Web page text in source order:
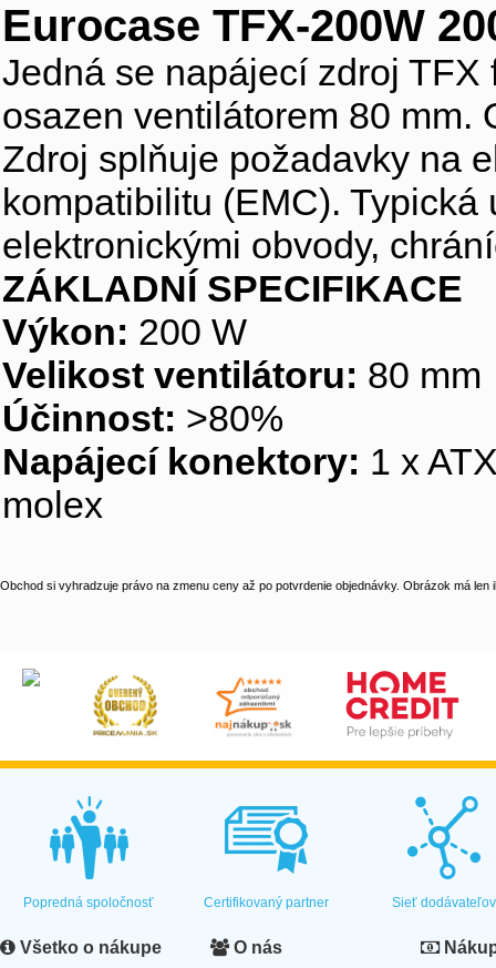
Eurocase TFX-200W
Jedná se napájecí zdroj
osazen ventilátorem 80 mm.
Zdroj splňuje požadavky na
kompatibilitu (EMC).
elektronickými obvody,
ZÁKLADNÍ SPECIFIKACE
Výkon: 200 W
Velikost ventilátoru: 80 mm
Účinnost: >80%
Napájecí konektory: 1 x
molex
Obchod si vyhradzuje právo na zmenu ceny až po potvrdenie objednávky. Obrázok má len
Popredná spoločnosť Certifikovaný partner Sieť dodávateľov
Všetko o nákupe O nás